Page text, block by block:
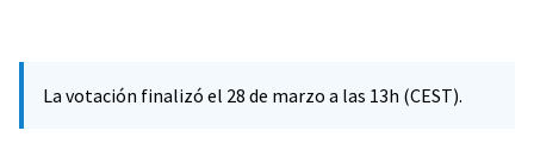
La votación finalizó el 28 de marzo a las 13h (CEST).